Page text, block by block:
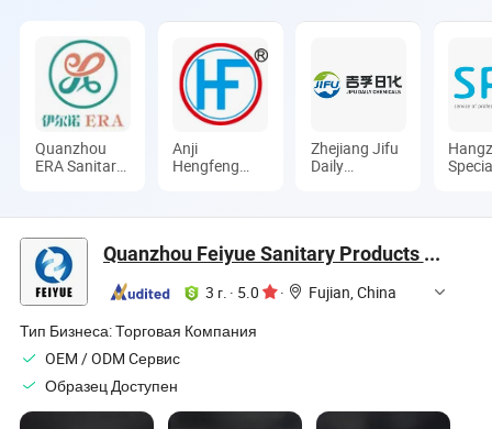
Quanzhou
ERA Sanitary
Anji
Hengfeng
Ltd.
Zhejiang Jifu
Daily
Quanzhou Feiyue Sanitary Products Co., Ltd.
3 г. · 5.0 ·
Fujian, China
Тип Бизнеса:Торговая Компания
OEM / ODM Cервис
Образец Доступен